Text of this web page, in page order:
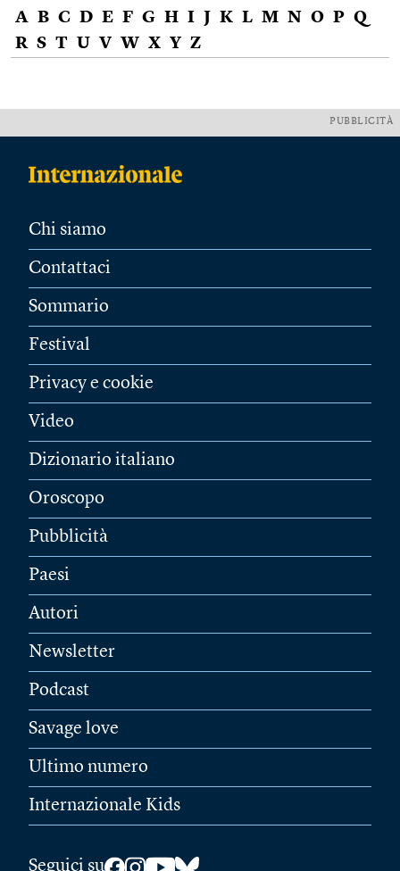
A B C D E F G H I J K L M N O P Q
R S T U V W X Y Z
PUBBLICITÀ
Chi siamo
Contattaci
Sommario
Festival
Privacy e cookie
Video
Dizionario italiano
Oroscopo
Pubblicità
Paesi
Autori
Newsletter
Podcast
Savage love
Ultimo numero
Internazionale Kids
Seguici su